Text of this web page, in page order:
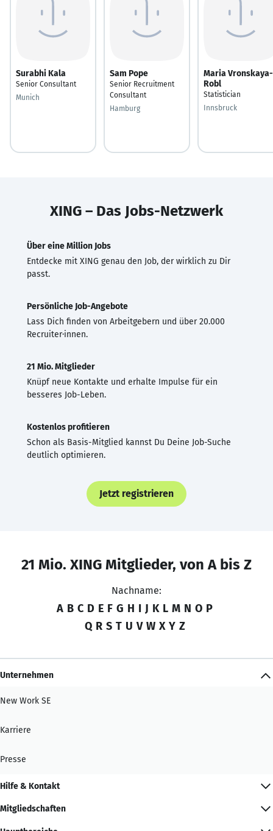
Surabhi Kala
Senior Consultant
Munich
Sam Pope
Senior Recruitment
Consultant
Hamburg
Maria Vronskaya-
Robl
Statistician
Innsbruck
XING – Das Jobs-Netzwerk
Über eine Million Jobs
Entdecke mit XING genau den Job, der wirklich zu Dir
passt.
Persönliche Job-Angebote
Lass Dich finden von Arbeitgebern und über 20.000
Recruiter·innen.
21 Mio. Mitglieder
Knüpf neue Kontakte und erhalte Impulse für ein
besseres Job-Leben.
Kostenlos profitieren
Schon als Basis-Mitglied kannst Du Deine Job-Suche
deutlich optimieren.
Jetzt registrieren
21 Mio. XING Mitglieder, von A bis Z
Nachname:
A B C D E F G H I J K L M N O P
Q R S T U V W X Y Z
Unternehmen
New Work SE
Karriere
Presse
Hilfe & Kontakt
Mitgliedschaften